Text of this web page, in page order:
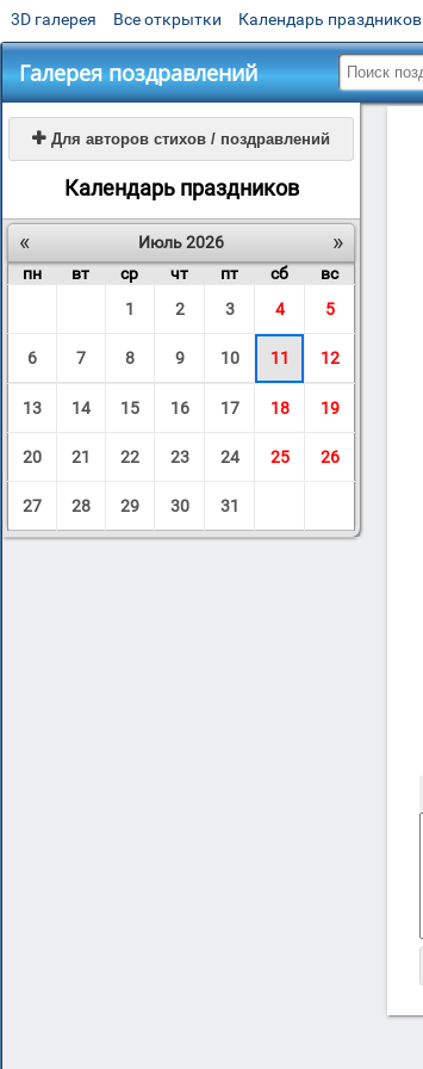
3D галерея Все открытки Календарь праздников
Галерея поздравлений
 Для авторов стихов / поздравлений
Календарь праздников
« »
Июль 2026
пн
вт ср чт пт сб
вс
1
2 3 4 5
6 7 8 9 10 11 12
13 14 15 16 17 18 19
20 21 22 23 24 25 26
27 28 29 30 31